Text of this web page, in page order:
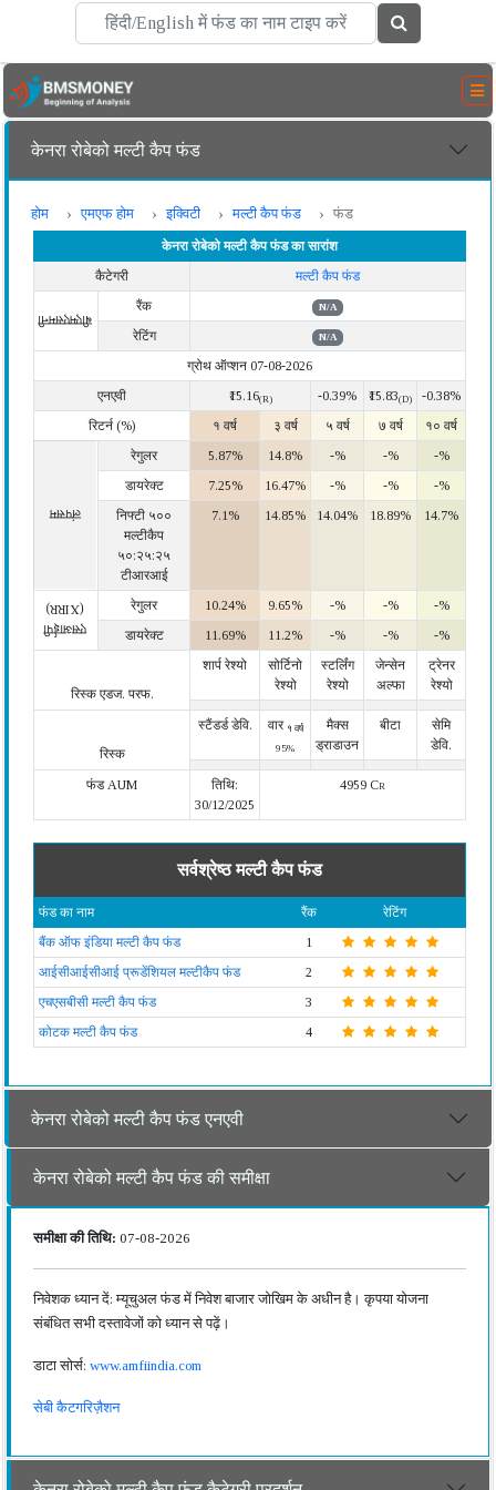
केनरा रोबेको मल्टी कैप फंड
होम एमएफ होम इक्विटी मल्टी कैप फंड फंड
केनरा रोबेको मल्टी कैप फंड का सारांश
कैटेगरी
मल्टी कैप फंड
बीएमएसमनी
रैंक N/A
रेटिंग N/A
ग्रोथ ऑप्शन 07-08-2026
एनएवी
₹15.16(R) -0.39% ₹15.83(D)
-0.38%
रिटर्न (%)
१ वर्ष ३ वर्ष ५ वर्ष ७ वर्ष १० वर्ष
लंपसम
रेगुलर 5.87% 14.8% -% -%
-%
डायरेक्ट
7.25% 16.47% -% -%
-%
निफ्टी ५००
मल्टीकैप
५०:२५:२५
टीआरआई
7.1% 14.85% 14.04% 18.89% 14.7%
एसआईपी
(XIRR) रेगुलर 10.24% 9.65% -% -%
-%
डायरेक्ट
11.69% 11.2% -% -% -%
रिस्क एडज. परफ.
शार्प रेश्यो
सोर्टिनो
रेश्यो
स्टर्लिंग
रेश्यो
जेन्सेन
अल्फा
ट्रेनर
रेश्यो
रिस्क
स्टैंडर्ड डेवि. वार १ वर्ष
95%
मैक्स
ड्राडाउन
बीटा
सेमि
डेवि.
फंड AUM
तिथि:
30/12/2025
4959 Cr
सर्वश्रेष्ठ मल्टी कैप फंड
फंड का नाम रैंक
रेटिंग
बैंक ऑफ इंडिया मल्टी कैप फंड
1
आईसीआईसीआई प्रूडेंशियल मल्टीकैप फंड
2
एचएसबीसी मल्टी कैप फंड
3
कोटक मल्टी कैप फंड
4
केनरा रोबेको मल्टी कैप फंड एनएवी
केनरा रोबेको मल्टी कैप फंड की समीक्षा
समीक्षा की तिथि: 07-08-2026
निवेशक ध्यान दें: म्यूचुअल फंड में निवेश बाजार जोखिम के अधीन है। कृपया योजना
संबंधित सभी दस्तावेजों को ध्यान से पढ़ें।
डाटा सोर्स: www.amfiindia.com
सेबी कैटगरिज़ैशन